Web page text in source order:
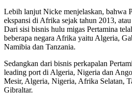
Lebih lanjut Nicke menjelaskan, bahwa
ekspansi di Afrika sejak tahun 2013,
Dari sisi bisnis hulu migas Pertamina
beberapa negara Afrika yaitu Algeria,
Namibia dan Tanzania.
Sedangkan dari bisnis perkapalan
leading port di Algeria, Nigeria dan
Mesir, Algeria, Nigeria, Afrika Selatan,
Gibraltar.